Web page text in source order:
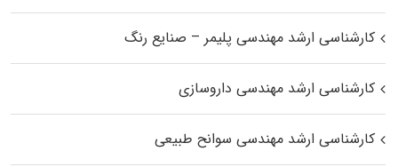
کارشناسی ارشد مهندسی پلیمر – صنایع رنگ
کارشناسی ارشد مهندسی داروسازی
کارشناسی ارشد مهندسی سوانح طبیعی